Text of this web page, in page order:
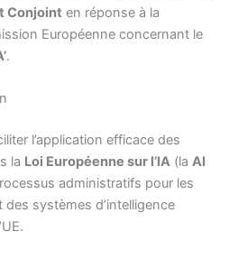
Conjoint en réponse à la
Européenne concernant le
.
l’application efficace des
la Loi Européenne sur l’IA (laAI
administratifs pour les
systèmes d’intelligence